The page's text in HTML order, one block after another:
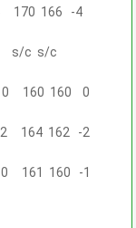
170 166 -4
s/c s/c
0 160 160 0
164 162 -2
161 160 -1